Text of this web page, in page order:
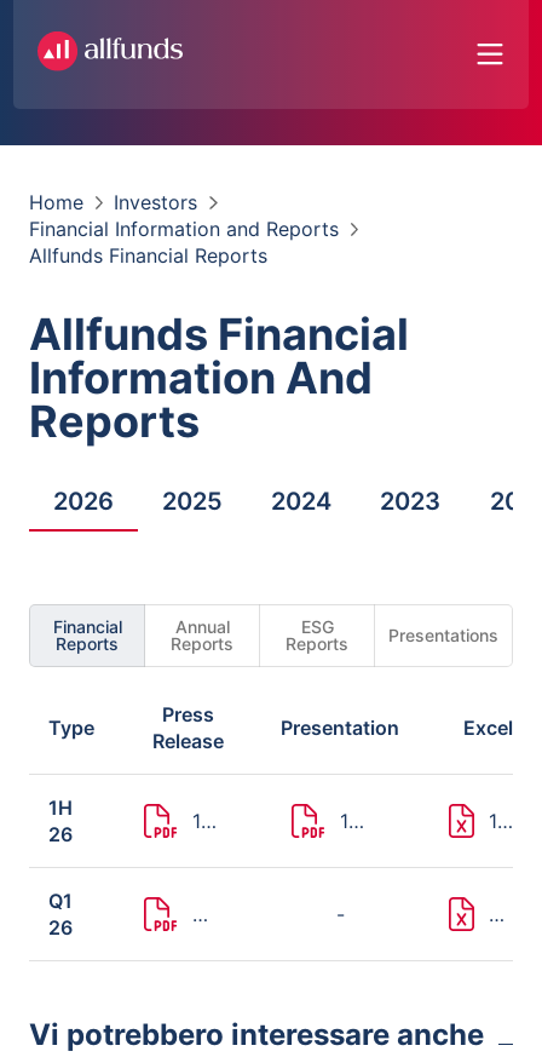
Home
Investors
Financial Information and Reports
Allfunds Financial Reports
Allfunds Financial
Information And
Reports
2026 2025 2024 2023
Financial
Reports
Annual
Reports
ESG
Reports
Presentations
Type
Press
Release
Presentation Excel
1H
26
1H
1H
1H
Q1
26
Q1
-
Q1
Vi potrebbero interessare anche